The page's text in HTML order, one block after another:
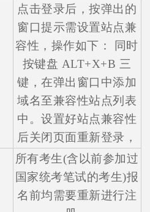
点击登录后，按弹出的
窗口提示需设置站点兼
容性，操作如下： 同时
按键盘 ALT+X+B 三
键，在弹出窗口中添加
域名至兼容性站点列表
中。设置好站点兼容性
后关闭页面重新登录，
所有考生(含以前参加过
国家统考笔试的考生)报
名前均需要重新进行注